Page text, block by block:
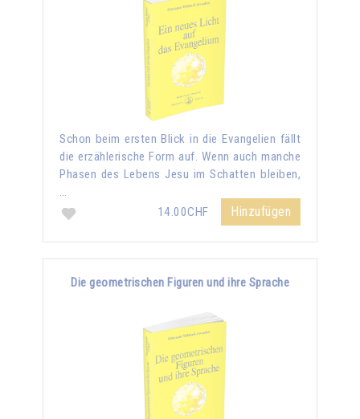
Schon beim ersten Blick in die Evangelien fällt
die erzählerische Form auf. Wenn auch manche
Phasen des Lebens Jesu im Schatten bleiben,
…
14.00CHF
Hinzufügen
Die geometrischen Figuren und ihre Sprache